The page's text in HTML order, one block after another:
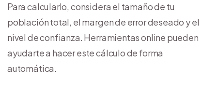
Para calcularlo, considera el tamaño de tu
población total, el margen de error deseado y el
nivel de confianza. Herramientas online pueden
ayudarte a hacer este cálculo de forma
automática.